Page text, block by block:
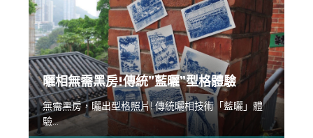
曬相無需黑房!傳統”藍曬”型格體驗
無需黑房，曬出型格照片! 傳統曬相技術「藍曬」體
驗...